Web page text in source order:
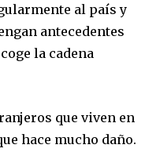
al país y
antecedentes
la cadena
que viven en
hace mucho daño.